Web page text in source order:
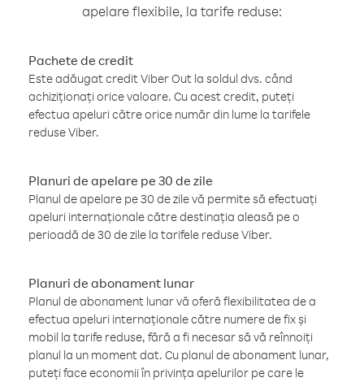
apelare flexibile, la tarife reduse:
Pachete de credit
Este adăugat credit Viber Out la soldul dvs. când
achiziționați orice valoare. Cu acest credit, puteți
efectua apeluri către orice număr din lume la tarifele
reduse Viber.
Planuri de apelare pe 30 de zile
Planul de apelare pe 30 de zile vă permite să efectuați
apeluri internaționale către destinația aleasă pe o
perioadă de 30 de zile la tarifele reduse Viber.
Planuri de abonament lunar
Planul de abonament lunar vă oferă flexibilitatea de a
efectua apeluri internaționale către numere de fix și
mobil la tarife reduse, fără a fi necesar să vă reînnoiți
planul la un moment dat. Cu planul de abonament lunar,
puteți face economii în privința apelurilor pe care le